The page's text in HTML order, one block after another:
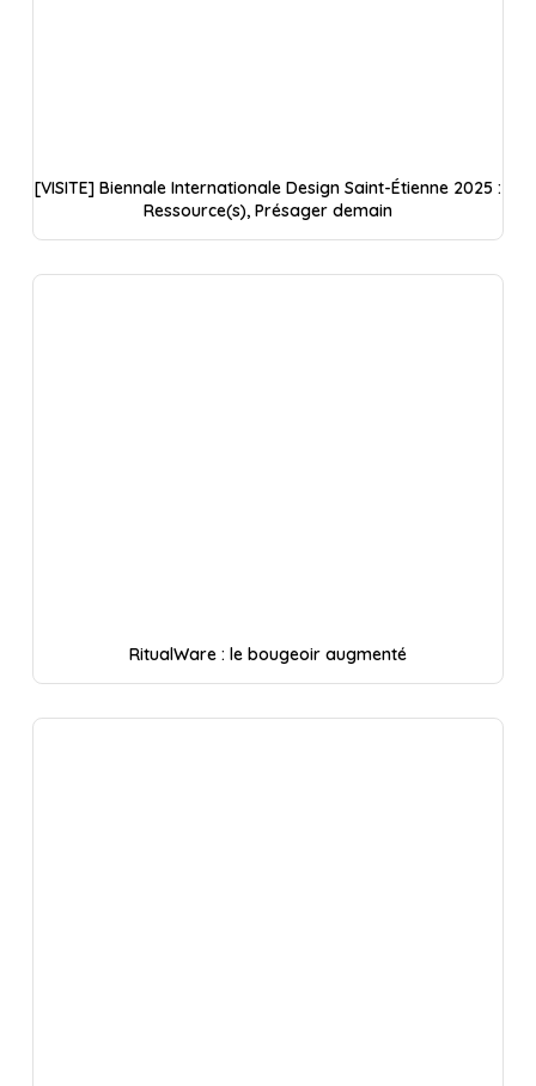
[VISITE] Biennale Internationale Design Saint-Étienne 2025 :
Ressource(s), Présager demain
RitualWare : le bougeoir augmenté